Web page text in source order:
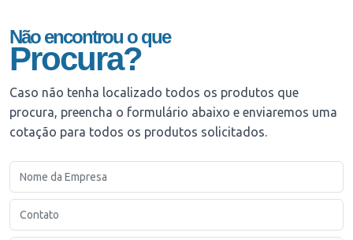
Não encontrou o que
Procura?
Caso não tenha localizado todos os produtos que
procura, preencha o formulário abaixo e enviaremos uma
cotação para todos os produtos solicitados.